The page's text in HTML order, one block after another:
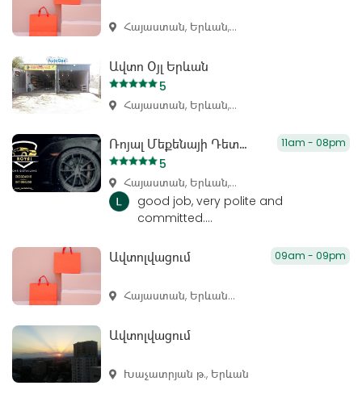
Հայաստան, Երևան,...
Ավտո Օյլ Երևան
5
Հայաստան, Երևան,...
Ռոյալ Մեքենայի Դետալավորում 11am - 08pm
5
Հայաստան, Երևան,...
good job, very polite and
committed....
Ավտոլվացում 09am - 09pm
Հայաստան, Երևան...
Ավտոլվացում
Խաչատրյան թ., Երևան